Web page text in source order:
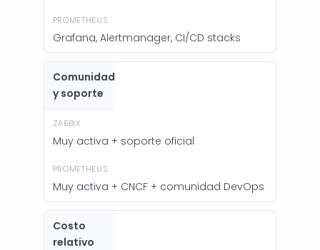
Grafana, Alertmanager, CI/CD stacks
Comunidad
y soporte
Muy activa + soporte oficial
Muy activa + CNCF + comunidad DevOps
Costo
relativo